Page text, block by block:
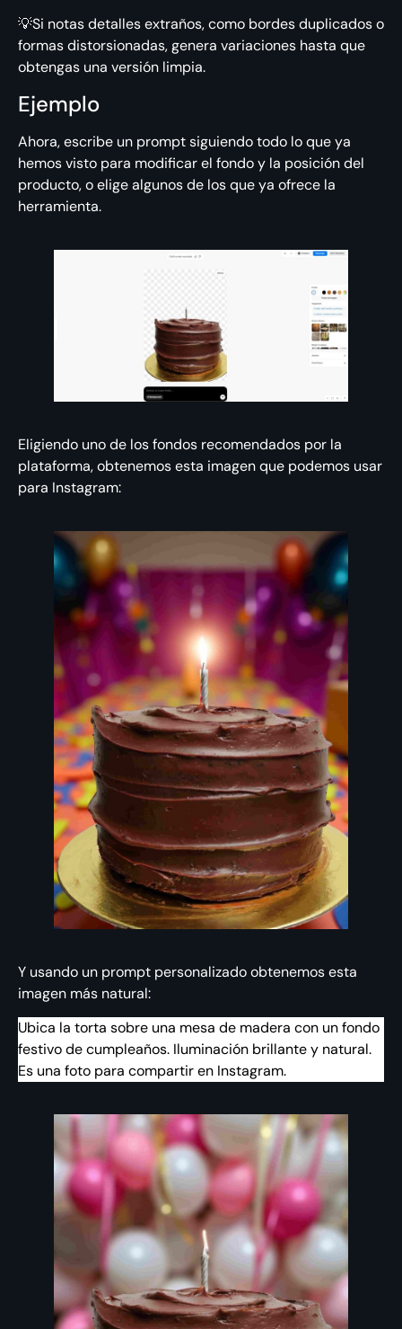
💡Si notas detalles extraños, como bordes duplicados o
formas distorsionadas, genera variaciones hasta que
obtengas una versión limpia.
Ejemplo
Ahora, escribe un prompt siguiendo todo lo que ya
hemos visto para modificar el fondo y la posición del
producto, o elige algunos de los que ya ofrece la
herramienta.
Eligiendo uno de los fondos recomendados por la
plataforma, obtenemos esta imagen que podemos usar
para Instagram:
Y usando un prompt personalizado obtenemos esta
imagen más natural:
Ubica la torta sobre una mesa de madera con un fondo
festivo de cumpleaños. Iluminación brillante y natural.
Es una foto para compartir en Instagram.